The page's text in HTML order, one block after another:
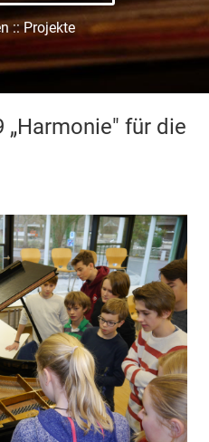
:: Projekte
für die